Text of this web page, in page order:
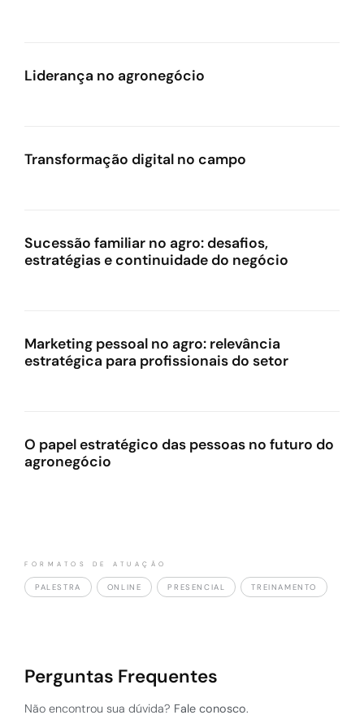
Liderança no agronegócio
Transformação digital no campo
Sucessão familiar no agro: desafios,
estratégias e continuidade do negócio
Marketing pessoal no agro: relevância
estratégica para profissionais do setor
O papel estratégico das pessoas no futuro do
agronegócio
FORMATOS DE ATUAÇÃO
PALESTRA ONLINE PRESENCIAL TREINAMENTO
Perguntas Frequentes
Não encontrou sua dúvida? Fale conosco.